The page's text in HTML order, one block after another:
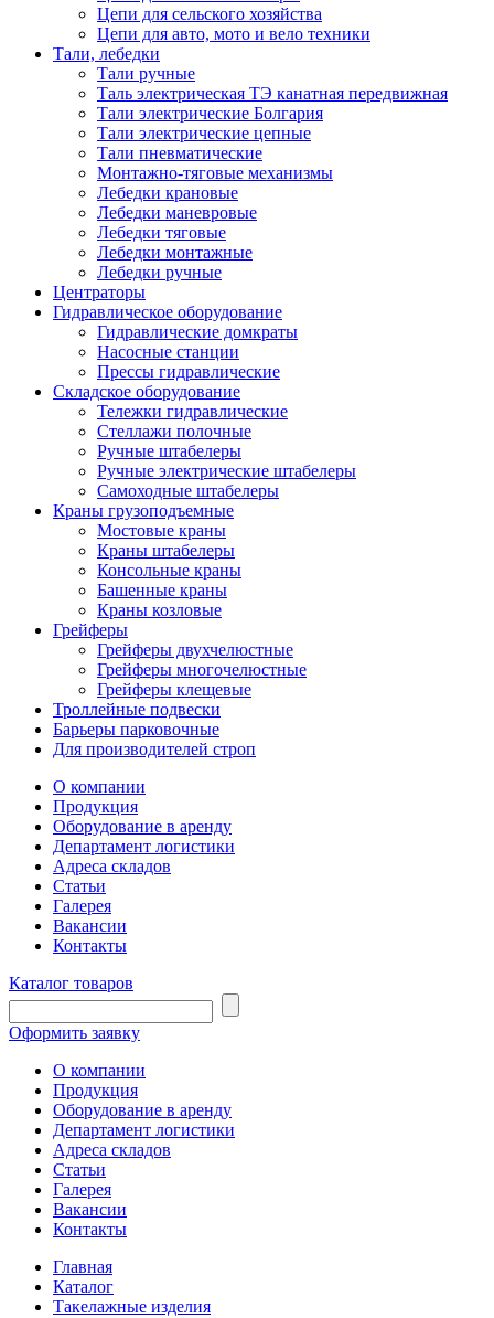
Цепи для сельского хозяйства
Цепи для авто, мото и вело техники
Тали, лебедки
Тали ручные
Таль электрическая ТЭ канатная передвижная
Тали электрические Болгария
Тали электрические цепные
Тали пневматические
Монтажно-тяговые механизмы
Лебедки крановые
Лебедки маневровые
Лебедки тяговые
Лебедки монтажные
Лебедки ручные
Центраторы
Гидравлическое оборудование
Гидравлические домкраты
Насосные станции
Прессы гидравлические
Складское оборудование
Тележки гидравлические
Cтеллажи полочные
Ручные штабелеры
Ручные электрические штабелеры
Самоходные штабелеры
Краны грузоподъемные
Мостовые краны
Краны штабелеры
Консольные краны
Башенные краны
Краны козловые
Грейферы
Грейферы двухчелюстные
Грейферы многочелюстные
Грейферы клещевые
Троллейные подвески
Барьеры парковочные
Для производителей строп
О компании
Продукция
Оборудование в аренду
Департамент логистики
Адреса складов
Статьи
Галерея
Вакансии
Контакты
Каталог товаров
Оформить заявку
О компании
Продукция
Оборудование в аренду
Департамент логистики
Адреса складов
Статьи
Галерея
Вакансии
Контакты
Главная
Каталог
Такелажные изделия